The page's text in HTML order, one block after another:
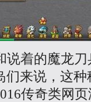
着的魔龙刀
来说，这种
传奇类网